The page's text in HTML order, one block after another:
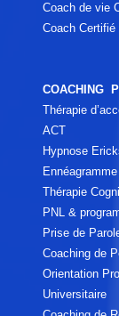
Coach de vie
Coach Certifié
COACHING
Thérapie
ACT
Hypnose
Ennéagramme
Thérapie
PNL &
Prise de
Coaching de
Orientation
Universitaire